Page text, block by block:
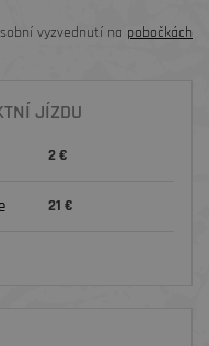
vyzvednutí na pobočkách
JÍZDU
2 €
21 €